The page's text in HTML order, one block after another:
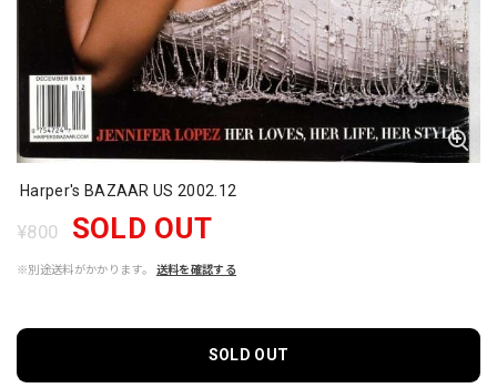
Harper's BAZAAR US 2002.12
¥800 SOLD OUT
※別途送料がかかります。 送料を確認する
SOLD OUT